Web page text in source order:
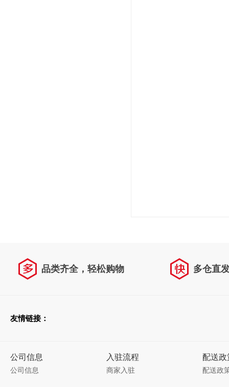
品类齐全，轻松购物 多仓直
友情链接：
公司信息
公司信息
入驻流程
商家入驻
配送政
配送政